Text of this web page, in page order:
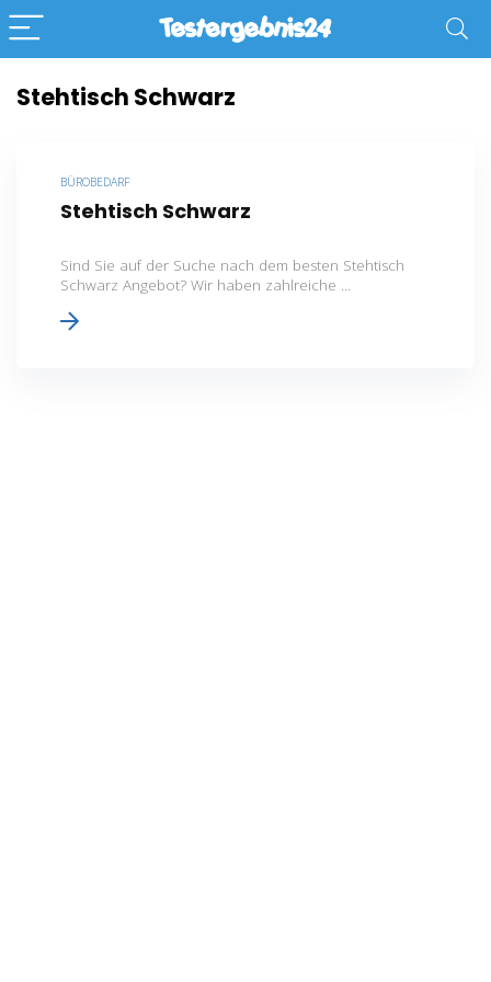
Stehtisch Schwarz
BÜROBEDARF
Stehtisch Schwarz
Sind Sie auf der Suche nach dem besten Stehtisch
Schwarz Angebot? Wir haben zahlreiche ...